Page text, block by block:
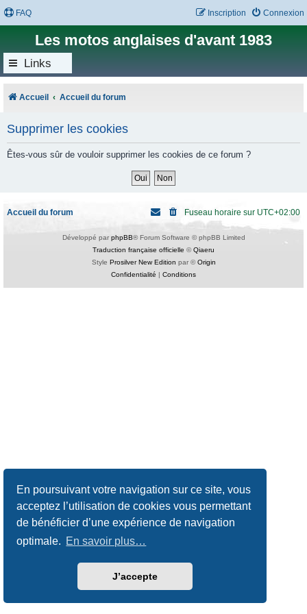
En poursuivant votre navigation sur ce site, vous
acceptez l’utilisation de cookies vous permettant
de bénéficier d’une expérience de navigation
optimale. En savoir plus…
J’accepte
FAQ Connexion
Inscription
Les motos anglaises d'avant 1983
Links
Accueil Accueil du forum
Supprimer les cookies
Êtes-vous sûr de vouloir supprimer les cookies de ce forum ?
Accueil du forum Fuseau horaire sur UTC+02:00
Développé par phpBB® Forum Software © phpBB Limited
Traduction française officielle ©Qiaeru
Style Prosilver New Edition par ©Origin
Confidentialité | Conditions